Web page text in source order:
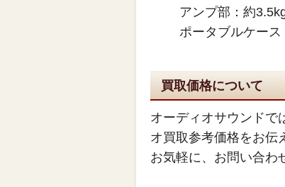
アンプ部：約
ポータブルケース
買取価格について
オーディオサウンドで
オ買取参考価格をお伝
お気軽に、お問い合わ